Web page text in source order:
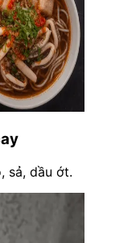
sả, dầu ớt.